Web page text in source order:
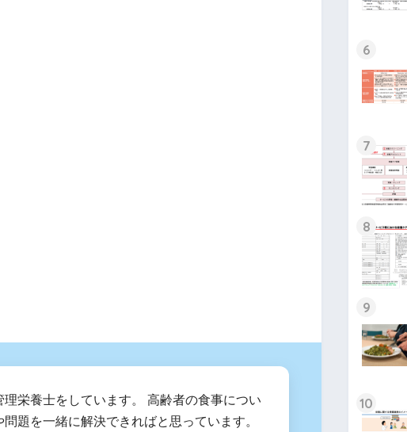
理栄養士をしています。 高齢者の食事につい
題を一緒に解決できればと思っています。
6
7
8
9
10